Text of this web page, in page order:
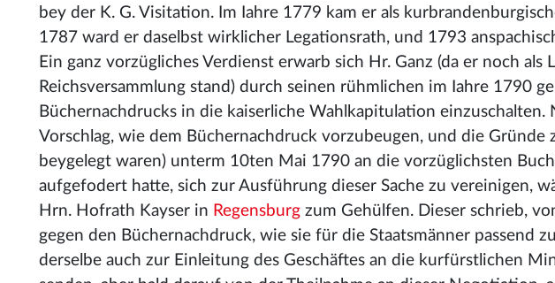
bey der K. G. Visitation. Im Iahre 1779 kam er als
1787 ward er daselbst wirklicher Legationsrath, und 1793
Ein ganz vorzügliches Verdienst erwarb sich Hr. Ganz (da er noch als
Reichsversammlung stand) durch seinen rühmlichen im Iahre 1790
Büchernachdrucks in die kaiserliche Wahlkapitulation einzuschalten.
Vorschlag, wie dem Büchernachdruck vorzubeugen, und die Gründe
beygelegt waren) unterm 10ten Mai 1790 an die vorzüglichsten
aufgefodert hatte, sich zur Ausführung dieser Sache zu vereinigen,
Hrn. Hofrath Kayser in Regensburg zum Gehülfen. Dieser schrieb,
gegen den Büchernachdruck, wie sie für die Staatsmänner passend
derselbe auch zur Einleitung des Geschäftes an die kurfürstlichen